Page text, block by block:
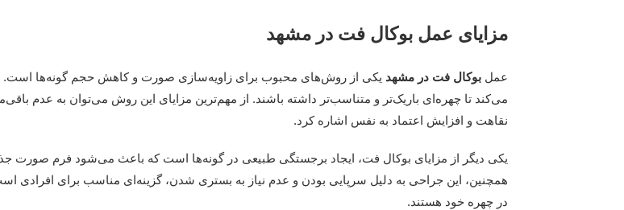
مزایای عمل بوکال فت در مشهد
عمل بوکال فت در مشهد یکی از روش‌های محبوب برای زاویه‌سازی صورت و کاهش حجم گونه‌ها است.
می‌کند تا چهره‌ای باریک‌تر و متناسب‌تر داشته باشند. از مهم‌ترین مزایای این روش می‌توان به عدم
نقاهت و افزایش اعتماد به نفس اشاره کرد.
یکی دیگر از مزایای بوکال فت، ایجاد برجستگی طبیعی در گونه‌ها است که باعث می‌شود فرم صورت
همچنین، این جراحی به دلیل سرپایی بودن و عدم نیاز به بستری شدن، گزینه‌ای مناسب برای افرادی
در چهره خود هستند.